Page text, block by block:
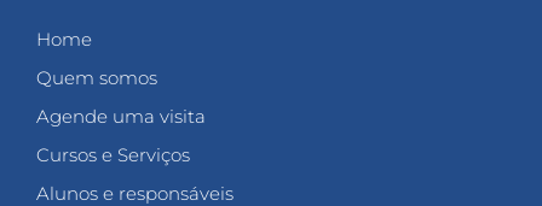
Home
Quem somos
Agende uma visita
Cursos e Serviços
Alunos e responsáveis